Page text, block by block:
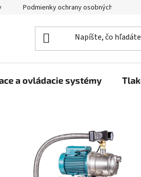
Podmienky ochrany osobných údajov
a ovládacie systémy